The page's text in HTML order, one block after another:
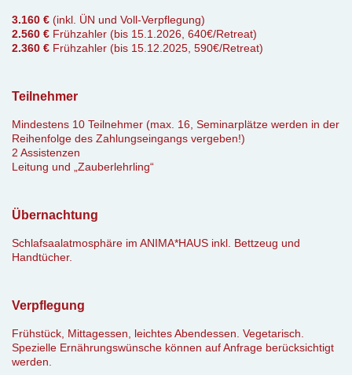
3.160 € (inkl. ÜN und Voll-Verpflegung)
2.560 € Frühzahler (bis 15.1.2026, 640€/Retreat)
2.360 € Frühzahler (bis 15.12.2025, 590€/Retreat)
Teilnehmer
Mindestens 10 Teilnehmer (max. 16, Seminarplätze werden in der
Reihenfolge des Zahlungseingangs vergeben!)
2 Assistenzen
Leitung und „Zauberlehrling“
Übernachtung
Schlafsaalatmosphäre im ANIMA*HAUS inkl. Bettzeug und
Handtücher.
Verpflegung
Frühstück, Mittagessen, leichtes Abendessen. Vegetarisch.
Spezielle Ernährungswünsche können auf Anfrage berücksichtigt
werden.